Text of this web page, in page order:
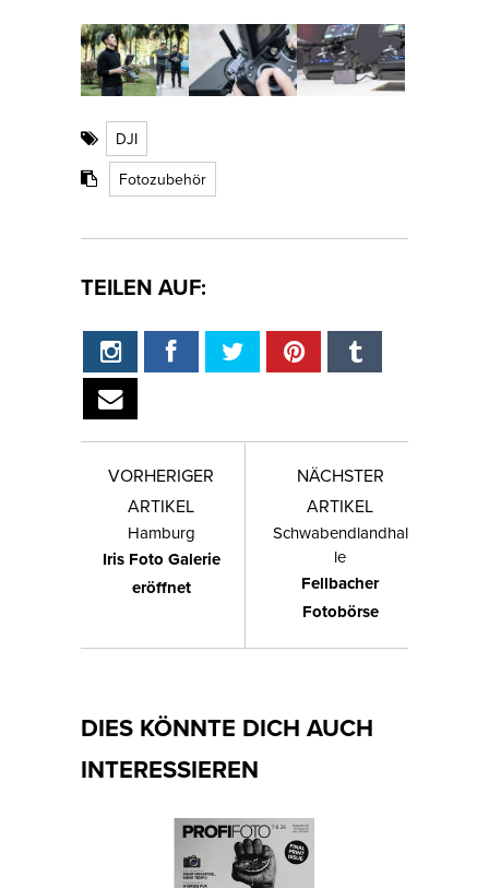
DJI
Fotozubehör
TEILEN AUF:
VORHERIGER
ARTIKEL
Hamburg
Iris Foto Galerie
eröffnet
NÄCHSTER
ARTIKEL
Schwabendlandhal
le
Fellbacher
Fotobörse
DIES KÖNNTE DICH AUCH
INTERESSIEREN